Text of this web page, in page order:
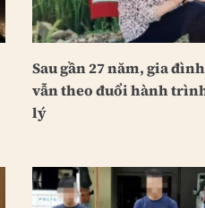
Sau gần 27 năm, gia
vẫn theo đuổi hành
lý